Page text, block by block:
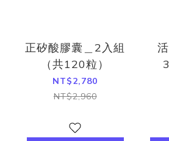
正矽酸膠囊＿2入組
（共120粒）
NT$2,780
NT$2,960